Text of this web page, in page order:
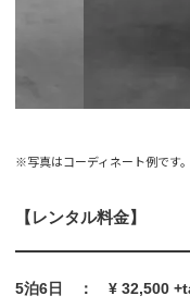
※写真はコーディネート例です
【レンタル料金】
5泊6日 ： ¥ 32,500